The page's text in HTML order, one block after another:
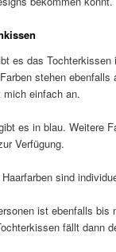
es das Tochterkissen
stehen ebenfalls
mich einfach an.
es in blau. Weitere
Verfügung.
sind
ist ebenfalls bis
fällt dann